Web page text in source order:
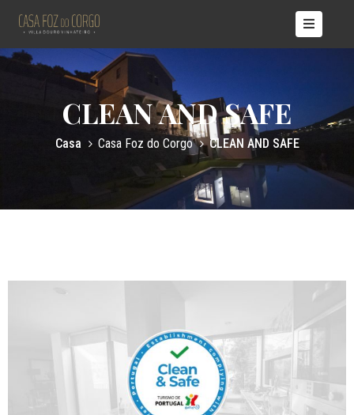
CLEAN AND SAFE
Casa Casa Foz do Corgo CLEAN AND SAFE